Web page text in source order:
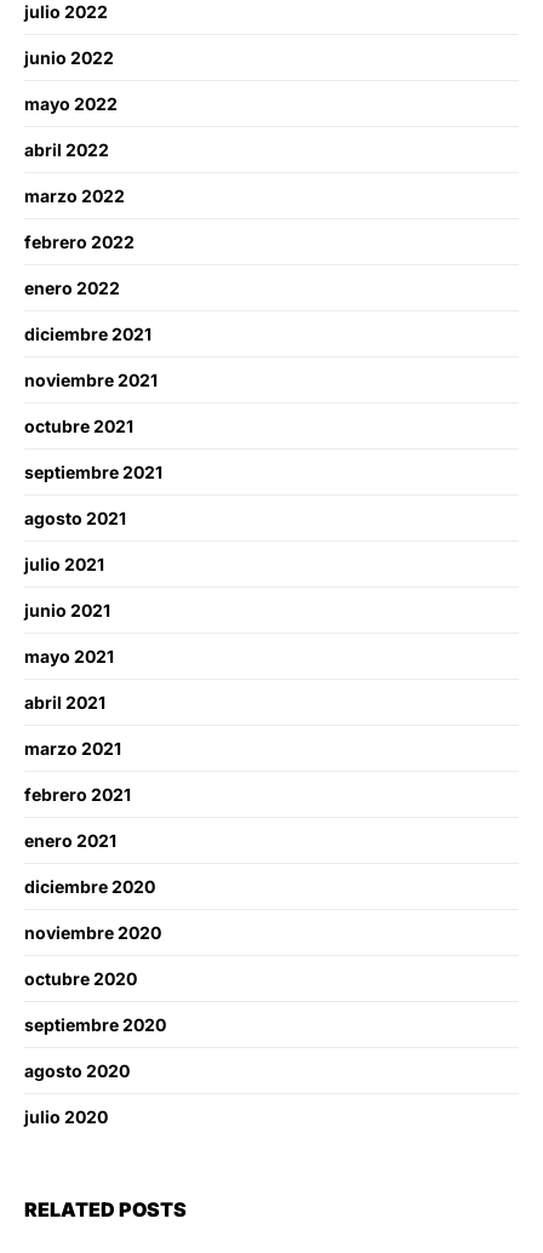
julio 2022
junio 2022
mayo 2022
abril 2022
marzo 2022
febrero 2022
enero 2022
diciembre 2021
noviembre 2021
octubre 2021
septiembre 2021
agosto 2021
julio 2021
junio 2021
mayo 2021
abril 2021
marzo 2021
febrero 2021
enero 2021
diciembre 2020
noviembre 2020
octubre 2020
septiembre 2020
agosto 2020
julio 2020
RELATED POSTS